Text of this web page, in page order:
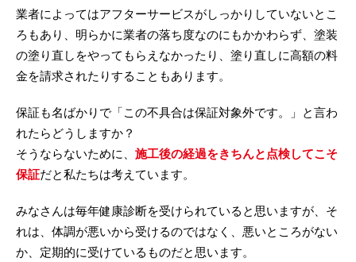
業者によってはアフターサービスがしっかりしていないとこ
ろもあり、明らかに業者の落ち度なのにもかかわらず、塗装
の塗り直しをやってもらえなかったり、塗り直しに高額の料
金を請求されたりすることもあります。
保証も名ばかりで「この不具合は保証対象外です。」と言わ
れたらどうしますか？
そうならないために、 施工後の経過をきちんと点検してこそ
保証だと私たちは考えています。
みなさんは毎年健康診断を受けられていると思いますが、そ
れは、体調が悪いから受けるのではなく、悪いところがない
か、定期的に受けているものだと思います。